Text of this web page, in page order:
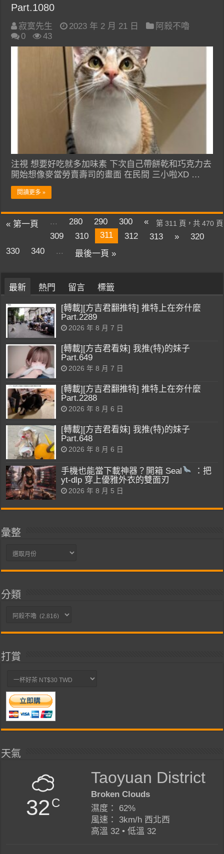
Part.1080
寂寞先生 2023 年 2 月 21 日
阿殺不嚕
0
43
注視 想要好吃就多加味素 下次自己帶餅乾和巧克力去
開始想像麥當勞賣壽司的畫面 在民間 三小啦XD …
閱讀更多 »
第 311 頁，共 470 頁
« 第一頁 ... 280 290 300
«
309
310 311 312 313 »
320
330
340 ... 最後一頁 »
最新 熱門 留言 標籤
[轉載][方吉君翻推特] 推特上在夯什麼
Part.2289
2026 年 8 月 7 日
[轉載][方吉君看妹] 我推(特)的妹子
Part.649
2026 年 8 月 7 日
[轉載][方吉君翻推特] 推特上在夯什麼
Part.2288
2026 年 8 月 6 日
[轉載][方吉君看妹] 我推(特)的妹子
Part.648
2026 年 8 月 6 日
手機也能當下載神器？開箱 Seal
：把
yt-dlp 穿上優雅外衣的雙面刃
2026 年 8 月 5 日
彙整
彙
分類
分
打賞
天氣
32C
Taoyuan District
Broken Clouds
濕度： 62%
風速： 3km/h 西北西
高溫 32 • 低溫 32